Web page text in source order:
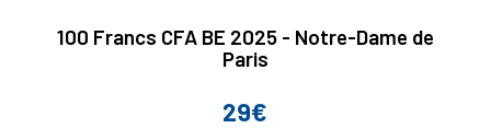
100 Francs CFA BE 2025 - Notre-Dame de
Paris
Prix
29€